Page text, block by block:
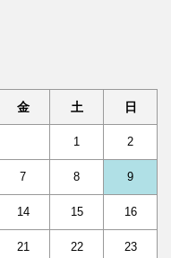
金 土 日
1 2
7 8 9
14 15 16
21 22 23